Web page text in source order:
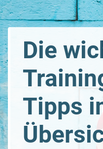
Die
Tipps